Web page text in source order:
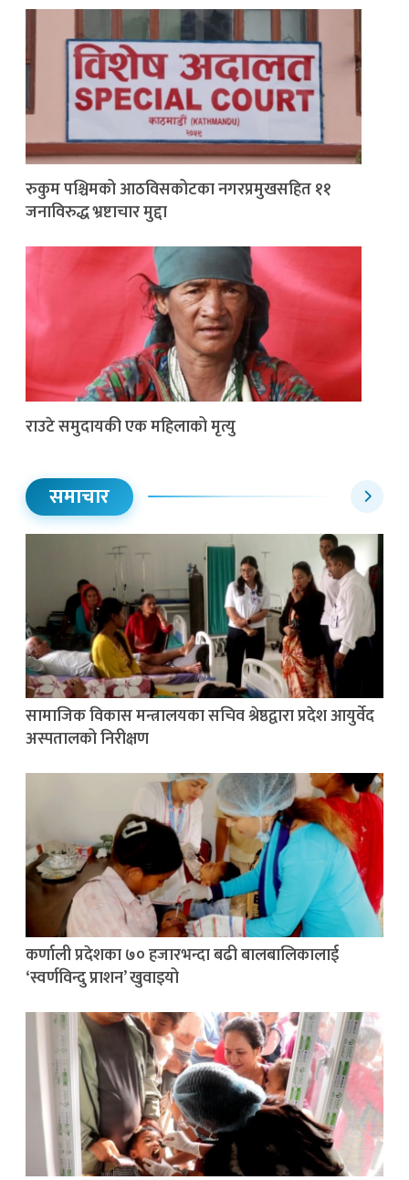
रुकुम पश्चिमको आठविसकोटका नगरप्रमुखसहित ११
जनाविरुद्ध भ्रष्टाचार मुद्दा
राउटे समुदायकी एक महिलाको मृत्यु
समाचार
सामाजिक विकास मन्त्रालयका सचिव श्रेष्ठद्वारा प्रदेश आयुर्वेद
अस्पतालको निरीक्षण
कर्णाली प्रदेशका ७० हजारभन्दा बढी बालबालिकालाई
‘स्वर्णविन्दु प्राशन’ खुवाइयो